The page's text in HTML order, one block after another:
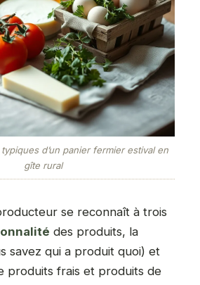
d’un panier fermier estival en
gîte rural
se reconnaît à trois
des produits, la
savez qui a produit quoi) et
produits frais et produits de